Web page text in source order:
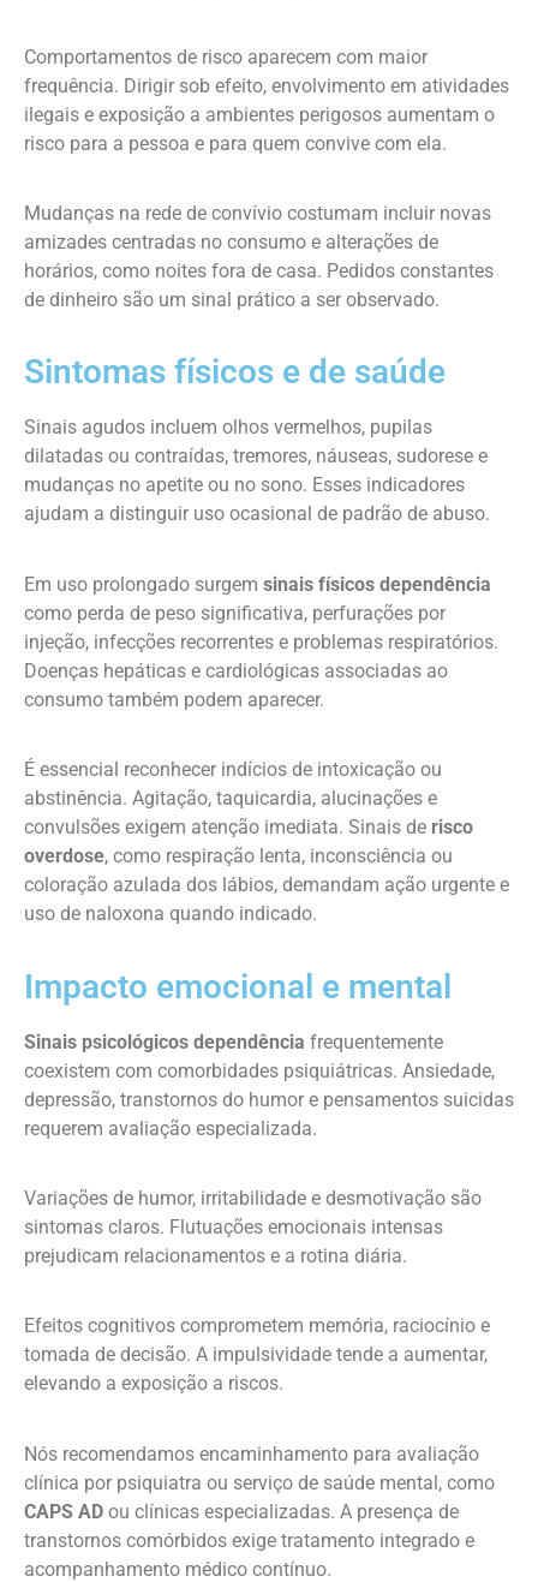
Comportamentos de risco aparecem com maior
frequência. Dirigir sob efeito, envolvimento em atividades
ilegais e exposição a ambientes perigosos aumentam o
risco para a pessoa e para quem convive com ela.
Mudanças na rede de convívio costumam incluir novas
amizades centradas no consumo e alterações de
horários, como noites fora de casa. Pedidos constantes
de dinheiro são um sinal prático a ser observado.
Sintomas físicos e de saúde
Sinais agudos incluem olhos vermelhos, pupilas
dilatadas ou contraídas, tremores, náuseas, sudorese e
mudanças no apetite ou no sono. Esses indicadores
ajudam a distinguir uso ocasional de padrão de abuso.
Em uso prolongado surgem sinais físicos dependência
como perda de peso significativa, perfurações por
injeção, infecções recorrentes e problemas respiratórios.
Doenças hepáticas e cardiológicas associadas ao
consumo também podem aparecer.
É essencial reconhecer indícios de intoxicação ou
abstinência. Agitação, taquicardia, alucinações e
convulsões exigem atenção imediata. Sinais de risco
overdose, como respiração lenta, inconsciência ou
coloração azulada dos lábios, demandam ação urgente e
uso de naloxona quando indicado.
Impacto emocional e mental
Sinais psicológicos dependência frequentemente
coexistem com comorbidades psiquiátricas. Ansiedade,
depressão, transtornos do humor e pensamentos suicidas
requerem avaliação especializada.
Variações de humor, irritabilidade e desmotivação são
sintomas claros. Flutuações emocionais intensas
prejudicam relacionamentos e a rotina diária.
Efeitos cognitivos comprometem memória, raciocínio e
tomada de decisão. A impulsividade tende a aumentar,
elevando a exposição a riscos.
Nós recomendamos encaminhamento para avaliação
clínica por psiquiatra ou serviço de saúde mental, como
CAPS AD ou clínicas especializadas. A presença de
transtornos comórbidos exige tratamento integrado e
acompanhamento médico contínuo.